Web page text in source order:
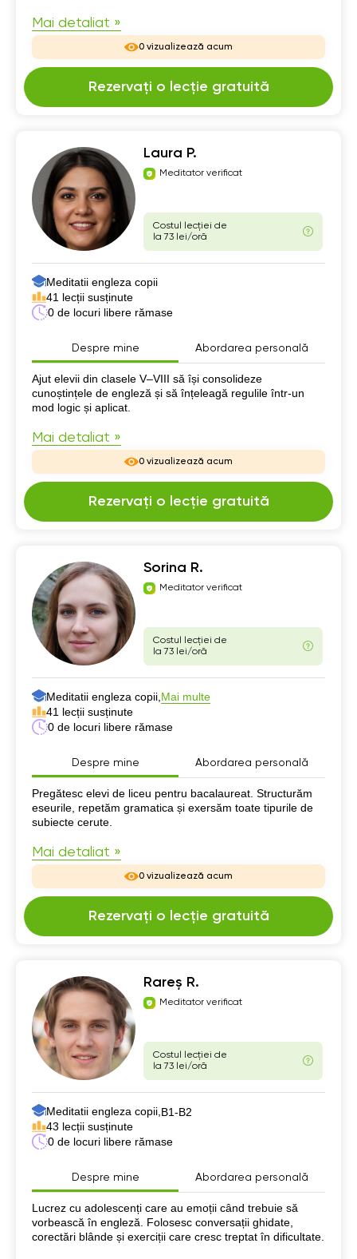
Mai detaliat »
0 vizualizează acum
Rezervați o lecție gratuită
Laura P.
Meditator verificat
Costul lecției de
la 73 lei/oră
Meditatii engleza copii
41 lecții susținute
0 de locuri libere rămase
Despre mine Abordarea personală
Despre mine
Ajut elevii din clasele V–VIII să își consolideze
cunoștințele de engleză și să înțeleagă regulile într-un
mod logic și aplicat.
Mai detaliat »
0 vizualizează acum
Rezervați o lecție gratuită
Sorina R.
Meditator verificat
Costul lecției de
la 73 lei/oră
Meditatii engleza copii, Mai multe
41 lecții susținute
0 de locuri libere rămase
Despre mine Abordarea personală
Despre mine
Pregătesc elevi de liceu pentru bacalaureat. Structurăm
eseurile, repetăm gramatica și exersăm toate tipurile de
subiecte cerute.
Mai detaliat »
0 vizualizează acum
Rezervați o lecție gratuită
Rareș R.
Meditator verificat
Costul lecției de
la 73 lei/oră
Meditatii engleza copii, B1-B2
43 lecții susținute
0 de locuri libere rămase
Despre mine Abordarea personală
Despre mine
Lucrez cu adolescenți care au emoții când trebuie să
vorbească în engleză. Folosesc conversații ghidate,
corectări blânde și exerciții care cresc treptat în dificultate.